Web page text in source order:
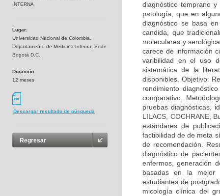
INTERNA
Lugar:
Universidad Nacional de Colombia,
Departamento de Medicina Interna, Sede
Bogotá D.C.
Duración:
12 meses
Descargar resultado de búsqueda
Regresar
diagnóstico temprano
patología, que en
diagnóstico se basa
candida, que
moleculares y
carece de información
varibilidad en el uso
sistemática de la
disponibles. Objetivo:
rendimiento
comparativo.
pruebas diagnósticas,
LILACS, COCHRANE,
estándares de
factibilidad de de meta
de recomendación.
diagnóstico de
enfermos, generación
basadas en la mejor
estudiantes de
micología clínica del